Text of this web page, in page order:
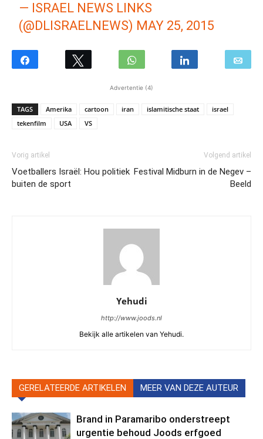
— ISRAEL NEWS LINKS
(@DLISRAELNEWS) MAY 25, 2015
Advertentie (4)
TAGS Amerika cartoon iran islamitische staat
israel
tekenfilm
USA VS
Vorig artikel
Voetballers Israël: Hou politiek
buiten de sport
Volgend artikel
Festival Midburn in de Negev –
Beeld
Yehudi
http://www.joods.nl
Bekijk alle artikelen van Yehudi.
GERELATEERDE ARTIKELEN MEER VAN DEZE AUTEUR
Brand in Paramaribo onderstreept
urgentie behoud Joods erfgoed